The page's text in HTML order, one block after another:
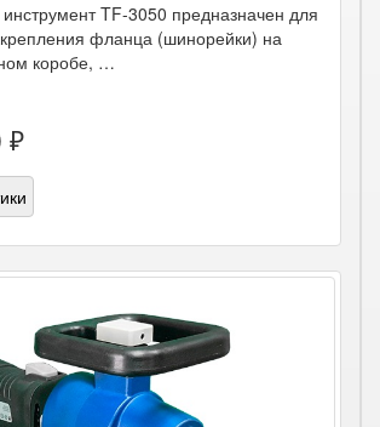
TF-3050 предназначен для
фланца (шинорейки) на
коробе, …
₽